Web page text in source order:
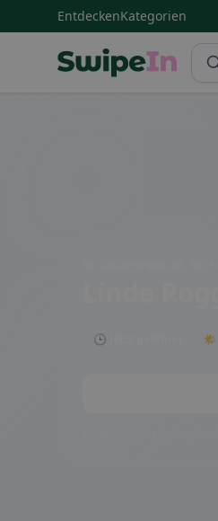
EntdeckenKategorien
🕒 Jetzt geöffnet 🌤